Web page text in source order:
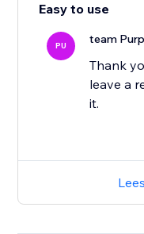
Easy to use
PU team
Thank
leave a
it.